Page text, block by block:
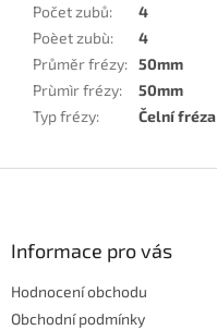
Počet zubů:
4
Poèet zubù:
4
Průměr frézy: 50mm
Prùmìr frézy:
50mm
Typ frézy: Čelní fréza
Informace pro vás
Hodnocení obchodu
Obchodní podmínky